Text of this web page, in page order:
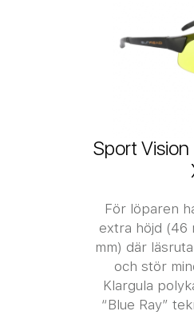
Sport Vision
För löparen
extra höjd (46
mm) där
och stör
Klargula
“Blue Ray”